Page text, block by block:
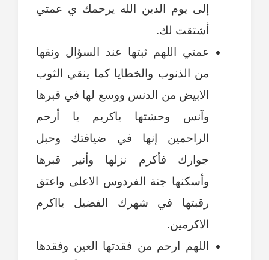
إلى يوم الدين الله يرحمك ي عمتي
أشتقت لك.
عمتي اللهم ثبتها عند السؤال ونقها
من الذنوب والخطايا كما ينقي الثوب
الابيض من الدنس ووسع لها في قبرها
وآنس وحشتها ياكريم يا أرحم
الراحمين إنها في ضيافتك وحبل
جوارك فأكرم نزلها وأنير قبرها
وأسكنها جنة الفردوس الاعلى واعتق
رقبتها في شهرك الفضيل يااكرم
الاكرمين.
اللهم ارحم من فقدتها العين وفقدها